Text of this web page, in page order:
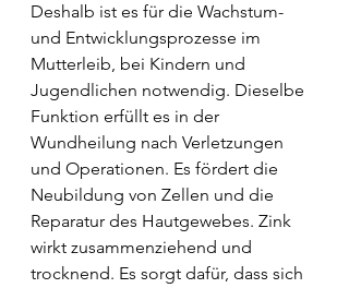
Deshalb ist es für die Wachstum-
und Entwicklungsprozesse im
Mutterleib, bei Kindern und
Jugendlichen notwendig. Dieselbe
Funktion erfüllt es in der
Wundheilung nach Verletzungen
und Operationen. Es fördert die
Neubildung von Zellen und die
Reparatur des Hautgewebes. Zink
wirkt zusammenziehend und
trocknend. Es sorgt dafür, dass sich